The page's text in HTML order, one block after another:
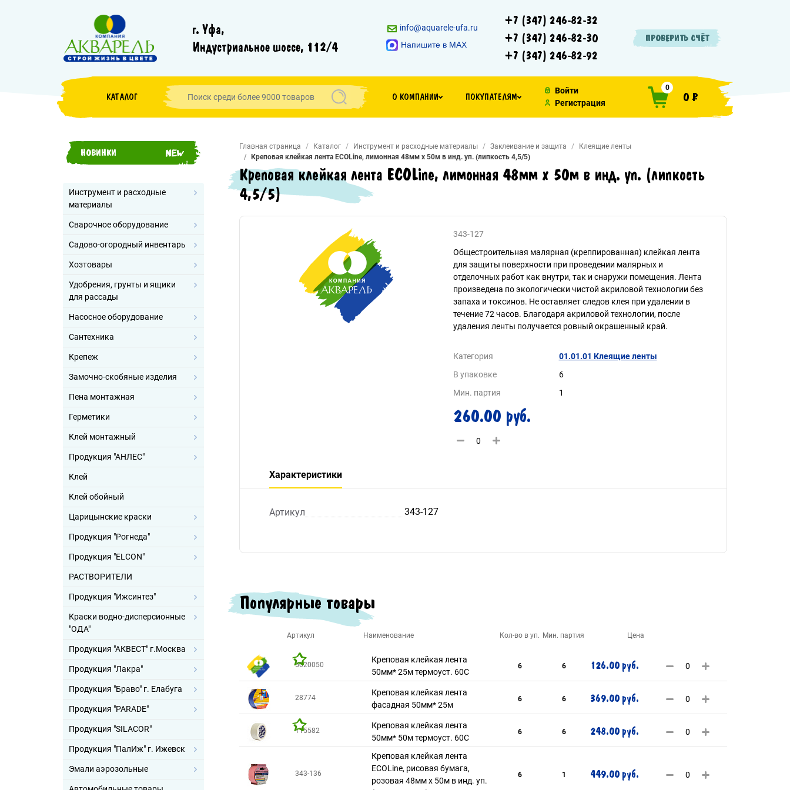
г. Уфа,
Индустриальное шоссе, 112/4
info@aquarele-ufa.ru
Напишите в MAX
+7 (347) 246-82-32
+7 (347) 246-82-30
+7 (347) 246-82-92
ПРОВЕРИТЬ СЧЁТ
КАТАЛОГ О КОМПАНИИ ПОКУПАТЕЛЯМ
Войти
Регистрация
0
0 ₽
НОВИНКИ
Инструмент и расходные
материалы
Сварочное оборудование
Садово-огородный инвентарь
Хозтовары
Удобрения, грунты и ящики
для рассады
Насосное оборудование
Сантехника
Крепеж
Замочно-скобяные изделия
Пена монтажная
Герметики
Клей монтажный
Продукция "АНЛЕС"
Клей
Клей обойный
Царицынские краски
Продукция "Рогнеда"
Продукция "ELCON"
РАСТВОРИТЕЛИ
Продукция "Ижсинтез"
Краски водно-дисперсионные
"ОДА"
Продукция "АКВЕСТ" г.Москва
Продукция "Лакра"
Продукция "Браво" г. Елабуга
Продукция "PARADE"
Продукция "SILACOR"
Продукция "ПалИж" г. Ижевск
Эмали аэрозольные
Главная страница Каталог Инструмент и расходные материалы Заклеивание и защита
Клеящие ленты
Креповая клейкая лента ECOLine, лимонная 48мм х 50м в инд. уп. (липкость 4,5/5)
Креповая клейкая лента ECOLine, лимонная 48мм х 50м в инд. уп. (липкость
4,5/5)
343-127
Общестроительная малярная (креппированная) клейкая лента
для защиты поверхности при проведении малярных и
отделочных работ как внутри, так и снаружи помещения. Лента
произведена по экологически чистой акриловой технологии без
запаха и токсинов. Не оставляет следов клея при удалении в
течение 72 часов. Благодаря акриловой технологии, после
удаления ленты получается ровный окрашенный край.
Категория
01.01.01 Клеящие ленты
В упаковке
6
Мин. партия
1
260.00 руб.
Характеристики
Артикул 343-127
Популярные товары
Артикул Наименование Кол-во в уп. Мин. партия Цена
5020050
Креповая клейкая лента
50мм* 25м термоуст. 60С
6 6 126.00 руб.
28774
Креповая клейкая лента
фасадная 50мм* 25м
6 6 369.00 руб.
115582
Креповая клейкая лента
50мм* 50м термоуст. 60С
6 6 248.00 руб.
343-136
Креповая клейкая лента
ECOLine, рисовая бумага,
розовая 48мм х 50м в инд. уп.
6 1 449.00 руб.